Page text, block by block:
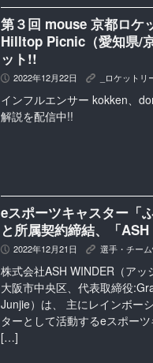
第３回 mouse 京都ロケ
Hilltop Picnic（愛知県/
ット!!
P 2022年12月22日 K _ロケットリ
インフルエンサー kokken、
解説を配信中!!
eスポーツキャスター「
と所属契約締結、「
P 2022年12月21日 K 選手・チー
株式会社ASH WINDER（ア
大阪市中央区、代表取締役
Junjie）は、 主にレインボー
ターとして活動するeスポー
[…]